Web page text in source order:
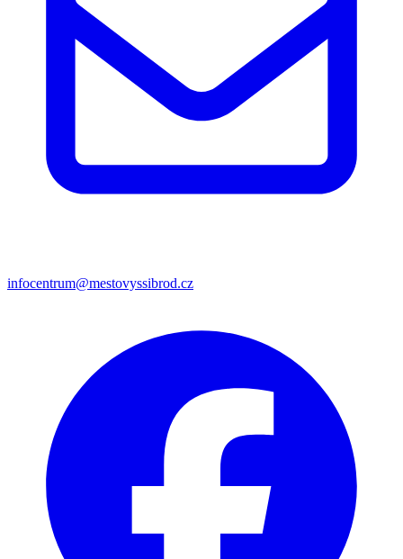
infocentrum@mestovyssibrod.cz